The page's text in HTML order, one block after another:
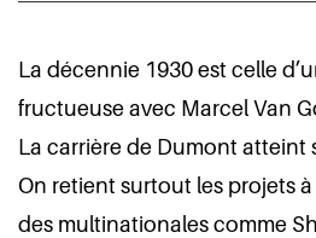
La décennie 1930 est celle
fructueuse avec Marcel Van
La carrière de Dumont
On retient surtout les projets
des multinationales comme